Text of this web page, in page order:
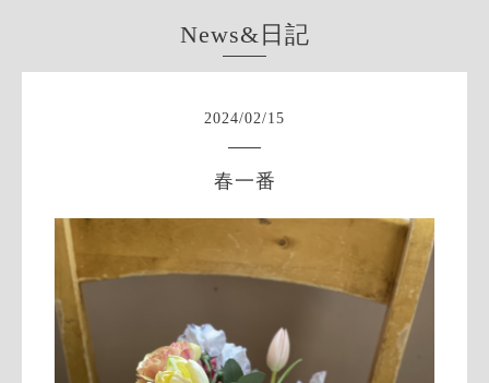
News&日記
2024/02/15
春一番